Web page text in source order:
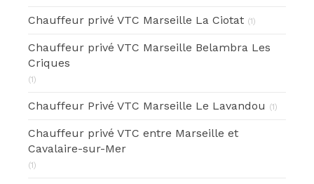
Chauffeur privé VTC Marseille La Ciotat (1)
Chauffeur privé VTC Marseille Belambra Les
Criques
(1)
Chauffeur Privé VTC Marseille Le Lavandou (1)
Chauffeur privé VTC entre Marseille et
Cavalaire-sur-Mer
(1)